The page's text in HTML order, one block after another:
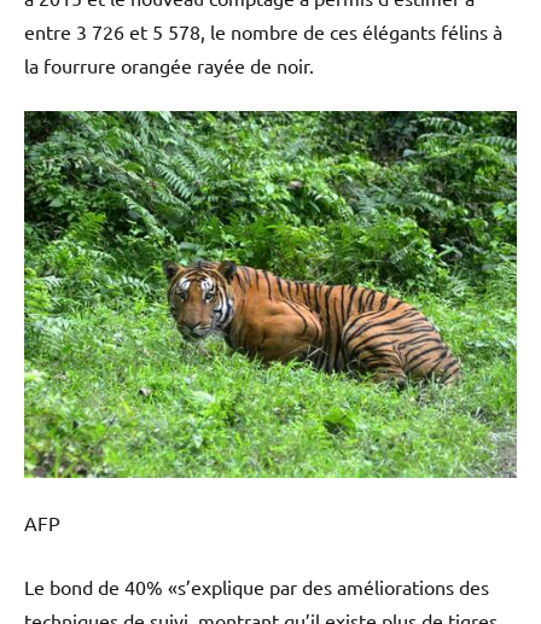
entre 3 726 et 5 578, le nombre de ces élégants félins à
la fourrure orangée rayée de noir.
AFP
Le bond de 40% «s’explique par des améliorations des